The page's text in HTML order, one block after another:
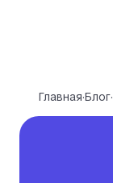
Главная·Блог·